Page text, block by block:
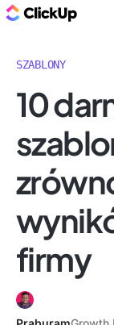
SZABLONY
10
firmy